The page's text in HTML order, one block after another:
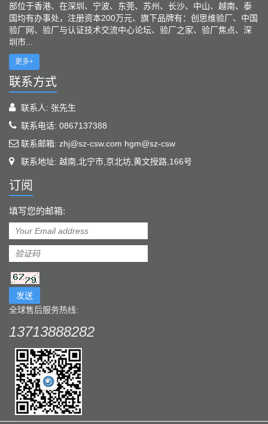
部位于香港、在深圳、宁波、东莞、苏州、长沙、中山、越南、泰
国均有办事处，注册资本200万元、旗下品牌有：创思维验厂、中国
验厂网、验厂与认证技术交流中心论坛、验厂之家、验厂焦点、深
圳市...
更多+
联系方式
联系人: 张先生
联系电话: 0867137388
联系邮箱: zhj@sz-csw.com hgm@sz-csw
联系地址: 越南,北宁市,京北坊,黄文授路,166号
订阅
填写您的邮箱:
发送
全球售后服务热线:
13713888282